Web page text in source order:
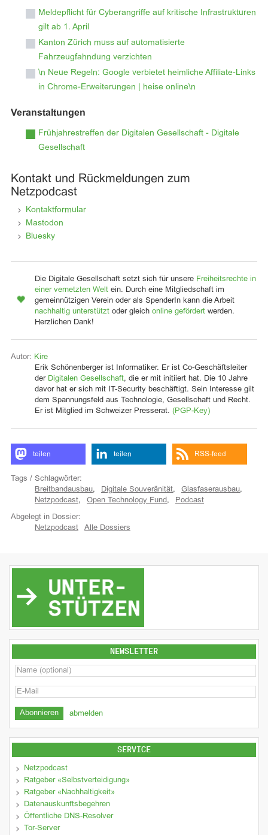
Meldepflicht für Cyberangriffe auf kritische Infrastrukturen
gilt ab 1. April
Kanton Zürich muss auf automatisierte
Fahrzeugfahndung verzichten
\n Neue Regeln: Google verbietet heimliche Affiliate-Links
in Chrome-Erweiterungen | heise online\n
Veranstaltungen
Frühjahrestreffen der Digitalen Gesellschaft - Digitale
Gesellschaft
Kontakt und Rückmeldungen zum
Netzpodcast
Kontaktformular
Mastodon
Bluesky
Die Digitale Gesellschaft setzt sich für unsere Freiheitsrechte in
einer vernetzten Welt ein. Durch eine Mitgliedschaft im
gemeinnützigen Verein oder als SpenderIn kann die Arbeit
nachhaltig unterstützt oder gleich online gefördert werden.
Herzlichen Dank!
Autor: Kire
Erik Schönenberger ist Informatiker. Er ist Co-Geschäftsleiter
der Digitalen Gesellschaft, die er mit initiiert hat. Die 10 Jahre
davor hat er sich mit IT-Security beschäftigt. Sein Interesse gilt
dem Spannungsfeld aus Technologie, Gesellschaft und Recht.
Er ist Mitglied im Schweizer Presserat. (PGP-Key)
teilen teilen RSS-feed
Tags / Schlagwörter:
Breitbandausbau, Digitale Souveränität, Glasfaserausbau,
Netzpodcast, Open Technology Fund, Podcast
Abgelegt in Dossier:
Netzpodcast
Alle Dossiers
NEWSLETTER
abmelden
SERVICE
Netzpodcast
Ratgeber «Selbstverteidigung»
Ratgeber «Nachhaltigkeit»
Datenauskunftsbegehren
Öffentliche DNS-Resolver
Tor-Server